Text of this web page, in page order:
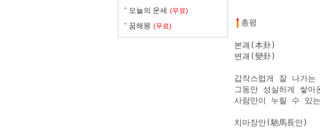
오늘의 운세 (무료)
꿈해몽 (무료) 총평
본괘(本卦)
변괘(變卦)
갑작스럽게 잘 나가
그동안 성실하게 쌓
사람만이 누릴 수 있
치마장안(馳馬長안)